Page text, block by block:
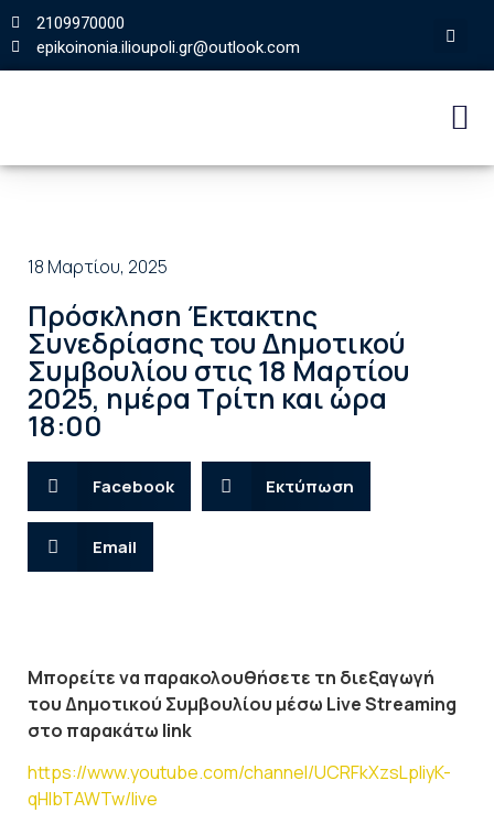
2109970000
epikoinonia.ilioupoli.gr@outlook.com
18 Μαρτίου, 2025
Πρόσκληση Έκτακτης
Συνεδρίασης του Δημοτικού
Συμβουλίου στις 18 Μαρτίου
2025, ημέρα Τρίτη και ώρα
18:00
Facebook Εκτύπωση
Email
Μπορείτε να παρακολουθήσετε τη διεξαγωγή
του Δημοτικού Συμβουλίου μέσω Live Streaming
στο παρακάτω link
https://www.youtube.com/channel/UCRFkXzsLpIiyK-
qHlbTAWTw/live